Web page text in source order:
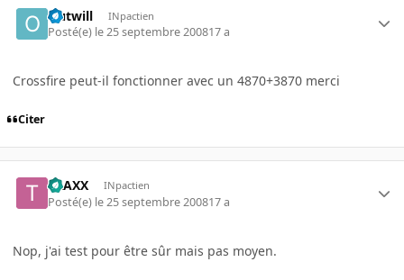
Outwill INpactien
Posté(e) le 25 septembre 200817 a
Crossfire peut-il fonctionner avec un 4870+3870 merci
Citer
TRAXX INpactien
Posté(e) le 25 septembre 200817 a
Nop, j'ai test pour être sûr mais pas moyen.